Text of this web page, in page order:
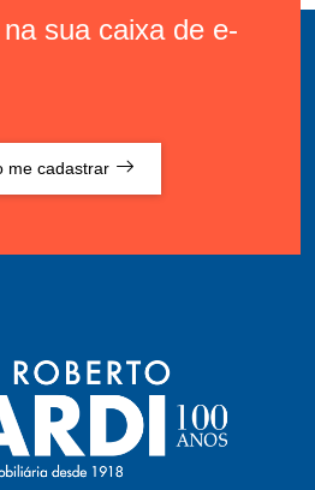
sua caixa de e-
me cadastrar